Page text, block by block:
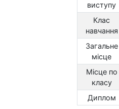
виступу
Клас
навчання
Загальне
місце
Місце по
класу
Диплом